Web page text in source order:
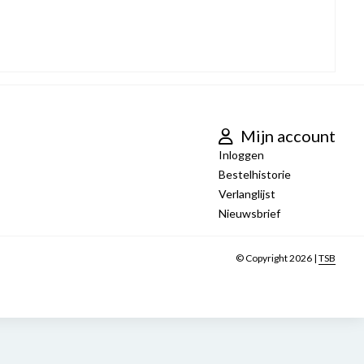
Mijn account
Inloggen
Bestelhistorie
Verlanglijst
Nieuwsbrief
© Copyright 2026 | TSB